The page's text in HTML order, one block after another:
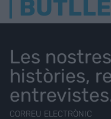
Les
històries,
CORREU ELECTRÒNIC